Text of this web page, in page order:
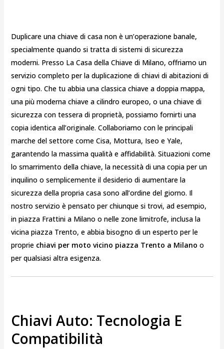
Duplicare una chiave di casa non è un’operazione banale,
specialmente quando si tratta di sistemi di sicurezza
moderni. Presso La Casa della Chiave di Milano, offriamo un
servizio completo per la duplicazione di chiavi di abitazioni di
ogni tipo. Che tu abbia una classica chiave a doppia mappa,
una più moderna chiave a cilindro europeo, o una chiave di
sicurezza con tessera di proprietà, possiamo fornirti una
copia identica all’originale. Collaboriamo con le principali
marche del settore come Cisa, Mottura, Iseo e Yale,
garantendo la massima qualità e affidabilità. Situazioni come
lo smarrimento della chiave, la necessità di una copia per un
inquilino o semplicemente il desiderio di aumentare la
sicurezza della propria casa sono all’ordine del giorno. Il
nostro servizio è pensato per chiunque si trovi, ad esempio,
in piazza Frattini a Milano o nelle zone limitrofe, inclusa la
vicina piazza Trento, e abbia bisogno di un esperto per le
proprie chiavi per moto vicino piazza Trento a Milano o
per qualsiasi altra esigenza.
Chiavi Auto: Tecnologia E
Compatibilità